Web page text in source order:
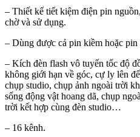
– Thiết kế tiết kiệm điện pin
chờ và sử dụng.
– Dùng được cả pin kiềm hoặc
– Kích đèn flash vô tuyến tốc độ
không giới hạn về góc, cự ly lên
chụp studio, chụp ảnh ngoài trời
sống động vật hoang dã, chụp
trời kết hợp cùng đèn studio…
– 16 kênh.